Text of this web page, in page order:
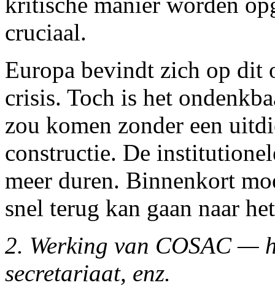
cruciaal.
Europa bevindt zich op dit
crisis. Toch is het
zou komen zonder een
constructie. De
meer duren. Binnenkort
snel terug kan gaan naar
2. Werking van COSAC —
secretariaat, enz.